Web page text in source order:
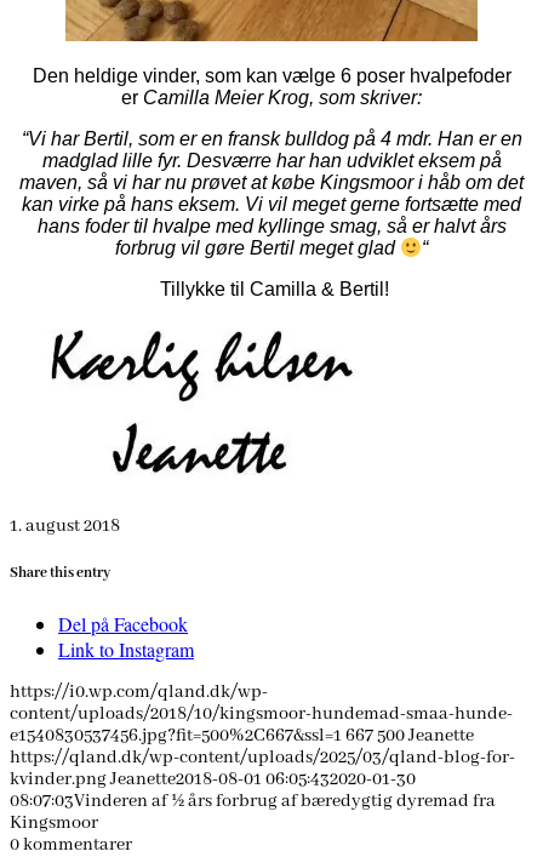
Den heldige vinder, som kan vælge 6 poser hvalpefoder
er Camilla Meier Krog, som skriver:
“Vi har Bertil, som er en fransk bulldog på 4 mdr. Han er en
madglad lille fyr. Desværre har han udviklet eksem på
maven, så vi har nu prøvet at købe Kingsmoor i håb om det
kan virke på hans eksem. Vi vil meget gerne fortsætte med
hans foder til hvalpe med kyllinge smag, så er halvt års
forbrug vil gøre Bertil meget glad
“
Tillykke til Camilla & Bertil!
1. august 2018
Share this entry
Del på Facebook
Link to Instagram
https://i0.wp.com/qland.dk/wp-
content/uploads/2018/10/kingsmoor-hundemad-smaa-hunde-
e1540830537456.jpg?fit=500%2C667&ssl=1 667500Jeanette
https://qland.dk/wp-content/uploads/2025/03/qland-blog-for-
kvinder.pngJeanette2018-08-01 06:05:432020-01-30
08:07:03Vinderen af ½ års forbrug af bæredygtig dyremad fra
Kingsmoor
0kommentarer